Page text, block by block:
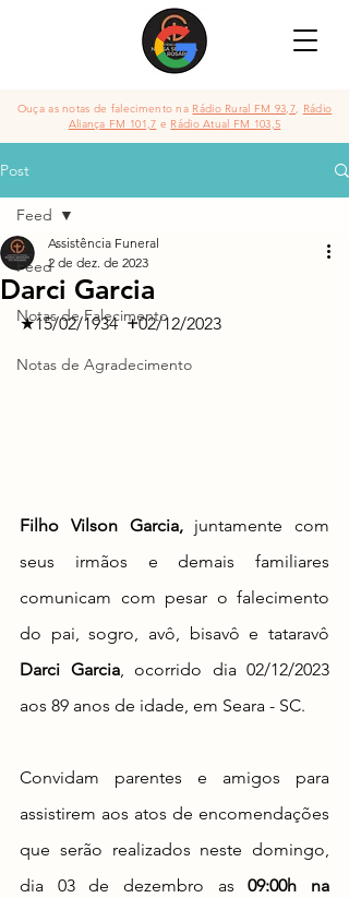
Ouça as notas de falecimento na Rádio Rural FM 93,7, Rádio
Aliança FM 101,7 e Rádio Atual FM 103,5
Post
Feed
Notas de Falecimento
Notas de Agradecimento
Feed
Darci Garcia
Assistência Funeral
2 de dez. de 2023
★15/02/1934 +02/12/2023
Filho Vilson Garcia, juntamente com
seus irmãos e demais familiares
comunicam com pesar o falecimento
Darci Garcia, ocorrido dia 02/12/2023
aos 89 anos de idade, em Seara - SC.
Convidam parentes e amigos para
assistirem aos atos de encomendações
que serão realizados neste domingo,
dia 03 de dezembro as 09:00h na